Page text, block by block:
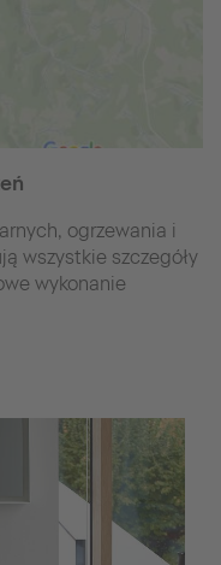
ogrzewania i
wszystkie szczegóły
wykonanie